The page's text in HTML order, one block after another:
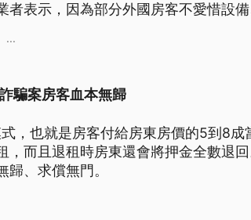
表示，因為部分外國房客不愛惜設備
...
騙案房客血本無歸
，也就是房客付給房東房價的5到8成
，而且退租時房東還會將押金全數退
、求償無門。